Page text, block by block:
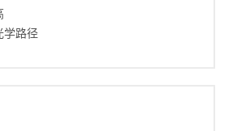
学路径